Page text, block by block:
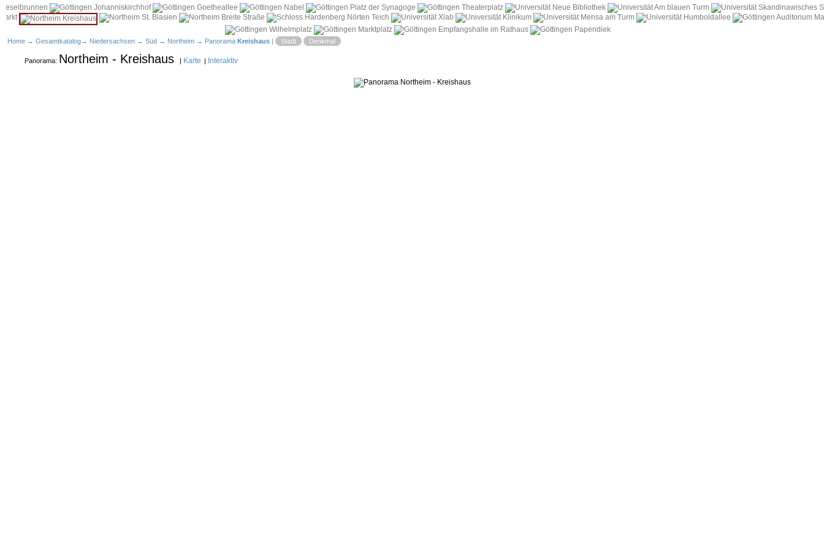
Home → Gesamtkatalog→ Niedersachsen → Süd → Northeim → Panorama Kreishaus | Stadt Denkmal
Panorama: Northeim - Kreishaus | Karte | Interaktiv